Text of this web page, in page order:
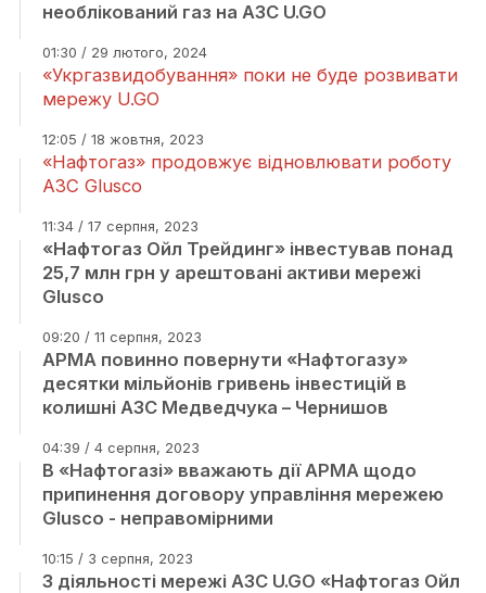
необлікований газ на АЗС U.GO
01:30 / 29 лютого, 2024
«Укргазвидобування» поки не буде розвивати
мережу U.GO
12:05 / 18 жовтня, 2023
«Нафтогаз» продовжує відновлювати роботу
АЗС Glusco
11:34 / 17 серпня, 2023
«Нафтогаз Ойл Трейдинг» інвестував понад
25,7 млн грн у арештовані активи мережі
Glusco
09:20 / 11 серпня, 2023
АРМА повинно повернути «Нафтогазу»
десятки мільйонів гривень інвестицій в
колишні АЗС Медведчука – Чернишов
04:39 / 4 серпня, 2023
В «Нафтогазі» вважають дії АРМА щодо
припинення договору управління мережею
Glusco - неправомірними
10:15 / 3 серпня, 2023
З діяльності мережі АЗС U.GO «Нафтогаз Ойл